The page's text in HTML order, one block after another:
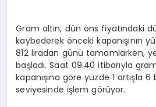
Gram altın, dün ons fiyatındaki
kaybederek önceki kapanışının
812 liradan günü tamamlarken,
başladı. Saat 09.40 itibarıyla
kapanışına göre yüzde 1 artışla 6
seviyesinde işlem görüyor.